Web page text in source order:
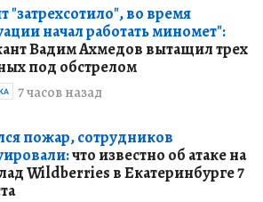
"затрехсотило", во время
начал работать миномет":
Вадим Ахмедов вытащил трех
под обстрелом
7 часов назад
пожар, сотрудников
что известно об атаке на
Wildberries в Екатеринбурге 7